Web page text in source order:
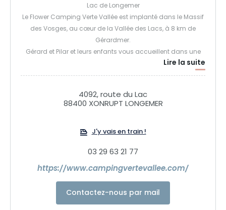
Lac de Longemer
Le Flower Camping Verte Vallée est implanté dans le Massif
des Vosges, au cœur de la Vallée des Lacs, à 8 km de
Gérardmer.
Gérard et Pilar et leurs enfants vous accueillent dans une
ambiance conviviale et familiale.
C'est le lieu idéal pour vous ressourcer, partir en randonnée,
Que vous veniez en caravane, tente, camping-car ou dans
bienvenus !
Lire la suite
4092, route du Lac
88400 XONRUPT LONGEMER
J'y vais en train !
03 29 63 21 77
https://www.campingvertevallee.com/
Contactez-nous par mail